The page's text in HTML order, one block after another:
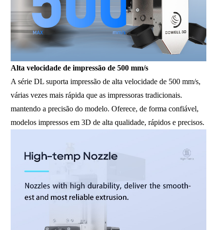
Alta velocidade de impressão de 500 mm/s
A série DL suporta impressão de alta velocidade de 500 mm/s,
várias vezes mais rápida que as impressoras tradicionais.
mantendo a precisão do modelo. Oferece, de forma confiável,
modelos impressos em 3D de alta qualidade, rápidos e precisos.